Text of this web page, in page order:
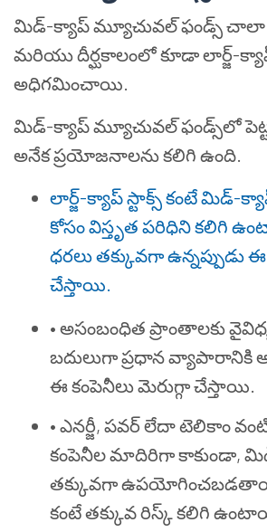
మిడ్-క్యాప్ మ్యూచువల్ ఫండ్స్ చాలా
మరియు దీర్ఘకాలంలో కూడా లార్జ్-
అధిగమించాయి.
మిడ్-క్యాప్ మ్యూచువల్ ఫండ్స్‌లో
అనేక ప్రయోజనాలను కలిగి ఉంది.
లార్జ్-క్యాప్ స్టాక్స్ కంటే మిడ్-
కోసం విస్తృత పరిధిని కలిగి
ధరలు తక్కువగా ఉన్నప్పుడు
చేస్తాయి.
• అసంబంధిత ప్రాంతాలకు
బదులుగా ప్రధాన వ్యాపారానికి
ఈ కంపెనీలు మెరుగ్గా చేస్తాయి.
• ఎనర్జీ, పవర్ లేదా టెలికాం
కంపెనీల మాదిరిగా కాకుండా,
తక్కువగా
కంటే తక్కువ రిస్క్ కలిగి